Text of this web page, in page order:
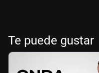
Te puede gustar